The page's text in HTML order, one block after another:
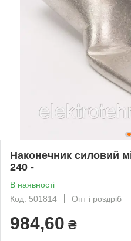
Наконечник силовий
240 -
В наявності
Код: 501814
Опт і роздріб
984,60 ₴